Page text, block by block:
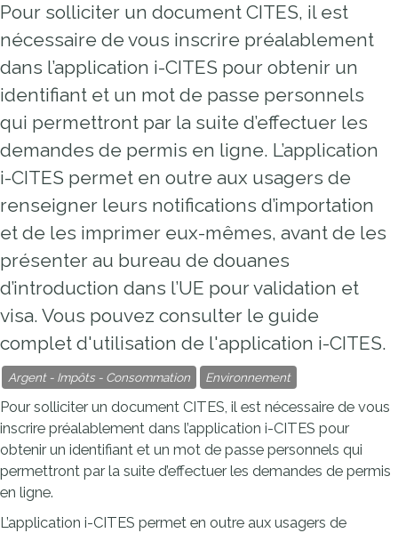
Pour solliciter un document CITES, il est
nécessaire de vous inscrire préalablement
dans l’application i-CITES pour obtenir un
identifiant et un mot de passe personnels
qui permettront par la suite d’effectuer les
demandes de permis en ligne. L’application
i-CITES permet en outre aux usagers de
renseigner leurs notifications d’importation
et de les imprimer eux-mêmes, avant de les
présenter au bureau de douanes
d’introduction dans l’UE pour validation et
visa. Vous pouvez consulter le guide
complet d'utilisation de l'application i-CITES.
Argent - Impôts - Consommation Environnement
Pour solliciter un document CITES, il est nécessaire de vous
inscrire préalablement dans l’application i-CITES pour
obtenir un identifiant et un mot de passe personnels qui
permettront par la suite d’effectuer les demandes de permis
en ligne.
L’application i-CITES permet en outre aux usagers de